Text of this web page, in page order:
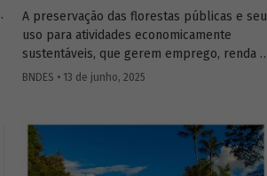
A preservação das florestas públicas e seu
uso para atividades economicamente
sustentáveis, que gerem emprego, renda e
desenvolvimento para a população que
desafio para a gestão e preservação das
florestas e da possibilidade de utilização
de instrumentos de parceria com o setor
BNDES • 13 de junho, 2025